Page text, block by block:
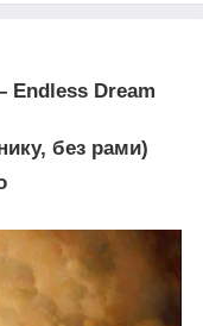
Endless Dream
без рами)